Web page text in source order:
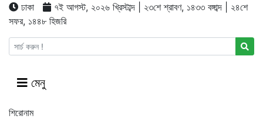
ঢাকা
৭ই আগস্ট, ২০২৬ খ্রিস্টাব্দ | ২৩শে শ্রাবণ, ১৪৩৩ বঙ্গাব্দ | ২৪শে
সফর, ১৪৪৮ হিজরি
মেনু
শিরোনাম